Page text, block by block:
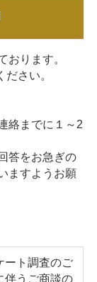
おります。
さい。
絡までに１～2
答をお急ぎの
ますようお願
ート調査のご
伴うご商談の
規約
プ